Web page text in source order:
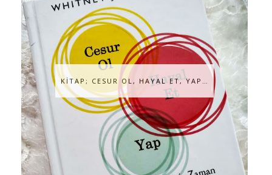
KİTAP; CESUR OL, HAYAL ET, YAP…